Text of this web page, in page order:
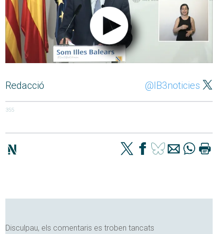
Redacció @IB3noticies
355
Disculpau, els comentaris es troben tancats